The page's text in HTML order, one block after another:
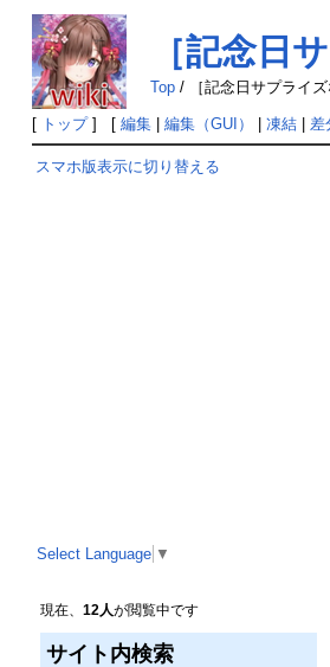
［記念日
Top/ ［記念日サプライ
[ トップ] [ 編集| 編集（GUI） 凍結| 差
スマホ版表示に切り替える
Select Language ▼
現在、 12人が閲覧中です
サイト内検索